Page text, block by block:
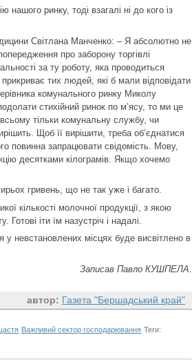
нашого ринку, тоді взагалі ні до кого із
Світлана Манченко: – Я абсолютно не
про заборону торгівлі
за ту роботу, яка проводиться
тих людей, які б мали відповідати
комунального ринку Миколу
стихійний ринок по м’ясу, то ми це
тільки комунальну службу, чи
Щоб її вирішити, треба об’єднатися
повинна запрацювати свідомість. Мову,
десятками кілограмів. Якщо хочемо
гривень, що не так уже і багато.
кількості молочної продукції, з якою
іти їм назустріч і надалі.
у невстановлених місцях буде висвітлено в
Записав Павло КУШПЕЛА.
автор: Газета "Бершадський край"
Важливий сектор господарювання Теги: